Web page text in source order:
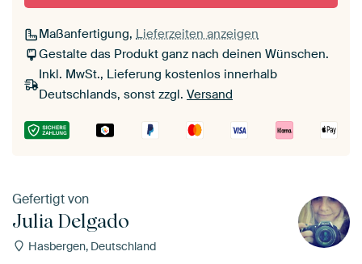
Maßanfertigung, Lieferzeiten anzeigen
Gestalte das Produkt ganz nach deinen Wünschen.
Inkl. MwSt., Lieferung kostenlos innerhalb
Deutschlands, sonst zzgl. Versand
Gefertigt von
Julia Delgado
Hasbergen, Deutschland